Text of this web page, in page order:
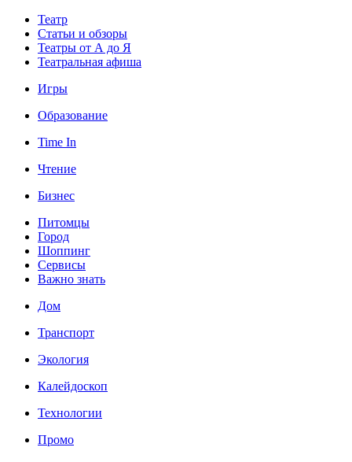
Театр
Статьи и обзоры
Театры от А до Я
Театральная афиша
Игры
Образование
Time In
Чтение
Бизнес
Питомцы
Город
Шоппинг
Сервисы
Важно знать
Дом
Транспорт
Экология
Калейдоскоп
Технологии
Промо